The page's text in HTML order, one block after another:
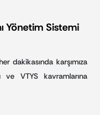
Yönetim Sistemi
dakikasında karşımıza
ve VTYS kavramlarına